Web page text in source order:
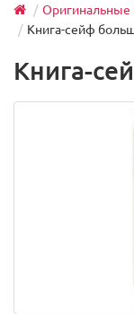
Оригинальные
Книга-сейф
Книга-